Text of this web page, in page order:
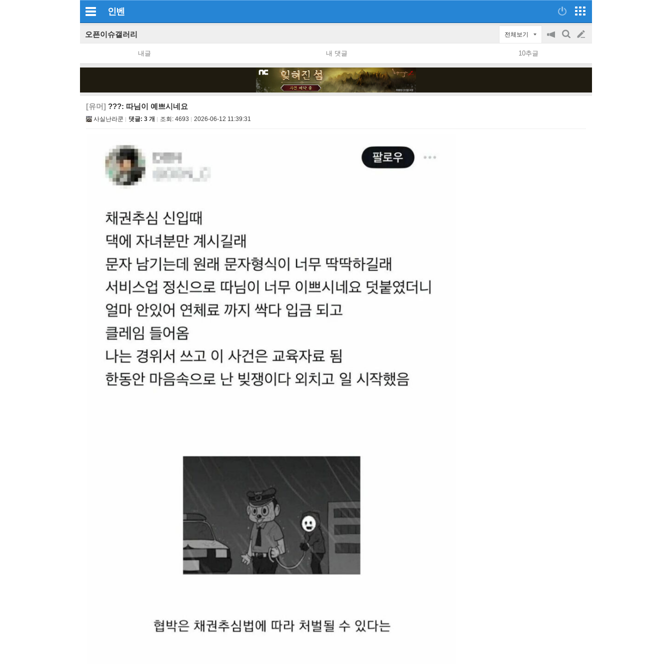
인벤
오픈이슈갤러리 전체보기
공
on/off
검
글
쓰
내글 내 댓글 10추글
[유머] ???: 따님이 예쁘시네요
사실난라쿤 댓글: 3 개 조회: 4693 2026-06-12 11:39:31